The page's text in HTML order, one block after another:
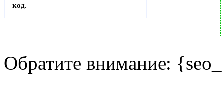
код.
Обратите внимание: